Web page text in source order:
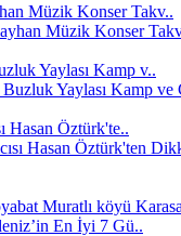
Müzik Konser Takv..
Yaylası Kamp v..
Hasan Öztürk'te..
Muratlı köyü
En İyi 7 Gü..